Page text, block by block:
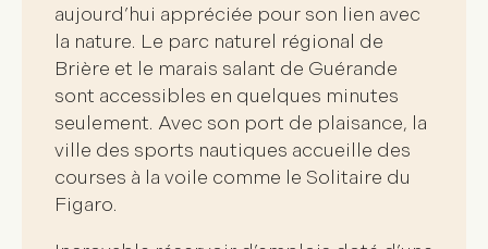
aujourd’hui appréciée pour son lien avec
la nature. Le parc naturel régional de
Brière et le marais salant de Guérande
sont accessibles en quelques minutes
seulement. Avec son port de plaisance, la
ville des sports nautiques accueille des
courses à la voile comme le Solitaire du
Figaro.